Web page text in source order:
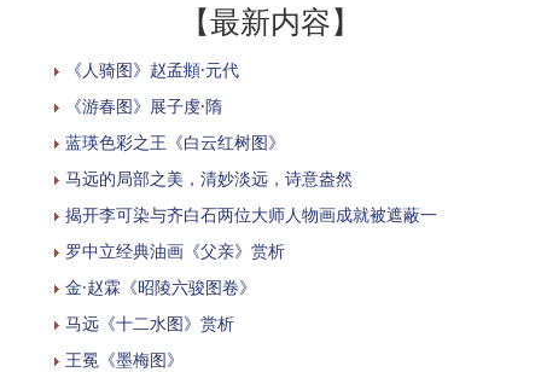
【最新内容】
《人骑图》赵孟頫·元代
《游春图》展子虔·隋
蓝瑛色彩之王《白云红树图》
马远的局部之美，清妙淡远，诗意盎然
揭开李可染与齐白石两位大师人物画成就被遮蔽一
罗中立经典油画《父亲》赏析
金·赵霖《昭陵六骏图卷》
马远《十二水图》赏析
​王冕《墨梅图》